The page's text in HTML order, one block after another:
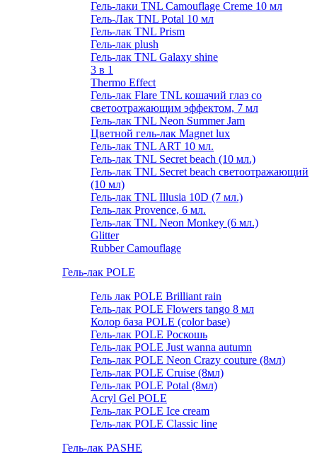
Гель-лаки TNL Camouflage Creme 10 мл
Гель-Лак TNL Potal 10 мл
Гель-лак TNL Prism
Гель-лак plush
Гель-лак TNL Galaxy shine
3 в 1
Thermo Effect
Гель-лак Flare TNL кошачий глаз со
светоотражающим эффектом, 7 мл
Гель-лак TNL Neon Summer Jam
Цветной гель-лак Magnet lux
Гель-лак TNL ART 10 мл.
Гель-лак TNL Secret beach (10 мл.)
Гель-лак TNL Secret beach светоотражающий
(10 мл)
Гель-лак TNL Illusia 10D (7 мл.)
Гель-лак Provence, 6 мл.
Гель-лак TNL Neon Monkey (6 мл.)
Glitter
Rubber Camouflage
Гель-лак POLE
Гель лак POLE Brilliant rain
Гель-лак POLE Flowers tango 8 мл
Колор база POLE (color base)
Гель-лак POLE Роскошь
Гель-лак POLE Just wanna autumn
Гель-лак POLE Neon Crazy couture (8мл)
Гель-лак POLE Cruise (8мл)
Гель-лак POLE Potal (8мл)
Acryl Gel POLE
Гель-лак POLE Ice cream
Гель-лак POLE Classic line
Гель-лак PASHE